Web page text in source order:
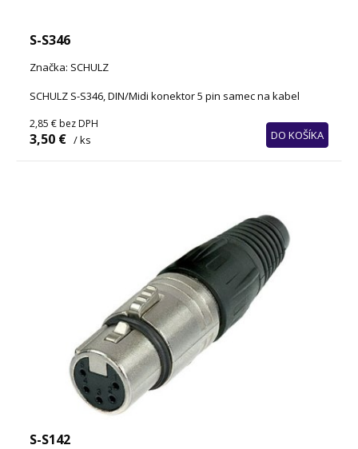
S-S346
Značka: SCHULZ
SCHULZ S-S346, DIN/Midi konektor 5 pin samec na kabel
2,85 € bez DPH
3,50 € / ks DO KOŠÍKA
S-S142